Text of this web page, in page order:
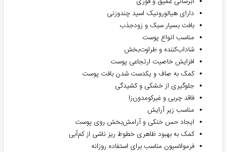
دارای هیالورونیک اسید چندوزنی
بافت بسیار سبک و زودجذب
مناسب انواع پوست
شاداب‌کننده و طراوت‌بخش
افزایش خاصیت ارتجاعی پوست
کمک به صاف و یکدست شدن بافت پوست
جلوگیری از خشکی و کشیدگی
فاقد چربی و غیرکومدون‌زا
مناسب زیر آرایش
ایجاد حس خنکی و آرامش‌بخش روی پوست
کمک به بهبود ظاهری خطوط ریز ناشی از کم‌آبی
فرمولاسیون مناسب برای استفاده روزانه